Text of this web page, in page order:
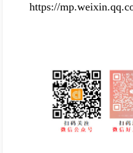
https://